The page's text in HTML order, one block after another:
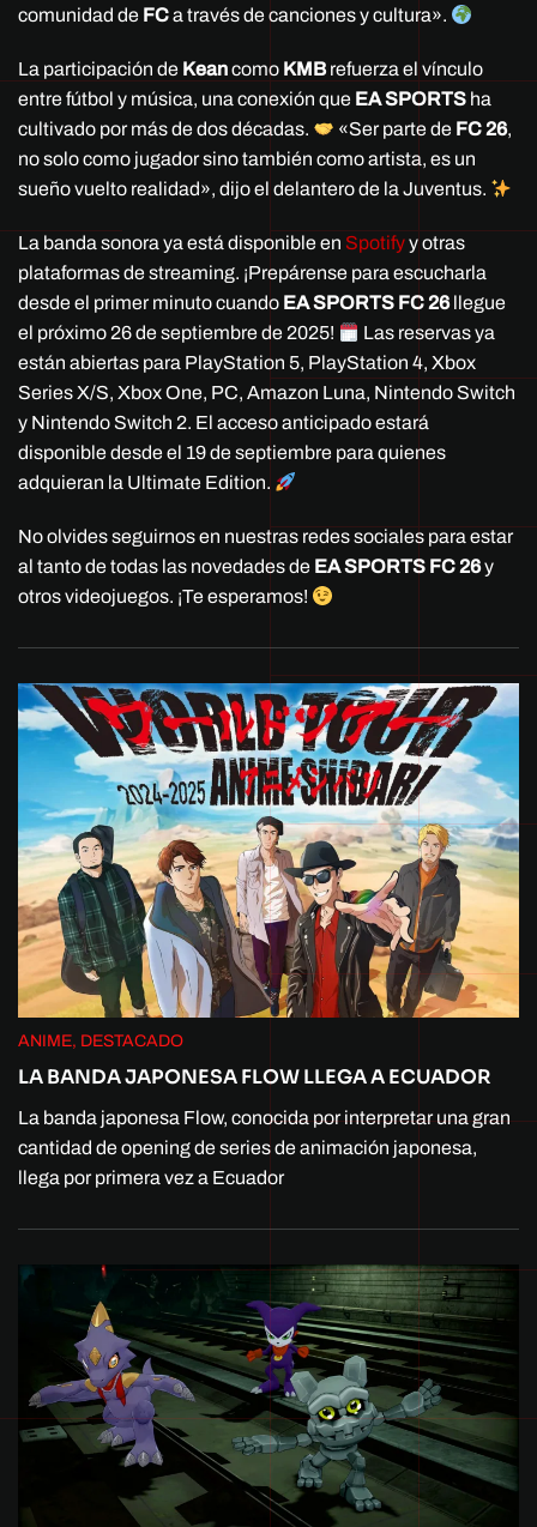
comunidad de FCa través de canciones y cultura».
La participación de Keancomo KMBrefuerza el vínculo
entre fútbol y música, una conexión que EA SPORTS ha
cultivado por más de dos décadas.
«Ser parte de FC 26,
no solo como jugador sino también como artista, es un
sueño vuelto realidad», dijo el delantero de la Juventus.
La banda sonora ya está disponible en Spotifyy otras
plataformas de streaming. ¡Prepárense para escucharla
desde el primer minuto cuando EA SPORTS FC 26llegue
el próximo 26 de septiembre de 2025!
Las reservas ya
están abiertas para PlayStation 5, PlayStation 4, Xbox
Series X/S, Xbox One, PC, Amazon Luna, Nintendo Switch
y Nintendo Switch 2. El acceso anticipado estará
disponible desde el 19 de septiembre para quienes
adquieran la Ultimate Edition.
No olvides seguirnos en nuestras redes sociales para estar
al tanto de todas las novedades de EA SPORTS FC 26y
otros videojuegos. ¡Te esperamos!
ANIME, DESTACADO
LA BANDA JAPONESA FLOW LLEGA A ECUADOR
La banda japonesa Flow, conocida por interpretar una gran
cantidad de opening de series de animación japonesa,
llega por primera vez a Ecuador